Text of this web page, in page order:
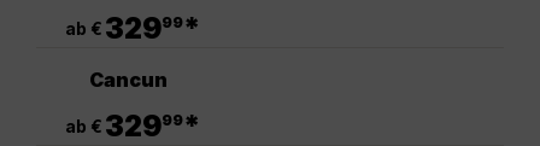
ab € 32999*
Cancun
ab € 32999*